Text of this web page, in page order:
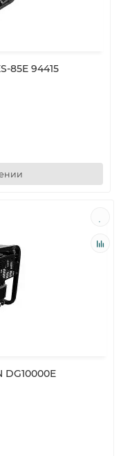
85E 94415
DG10000E